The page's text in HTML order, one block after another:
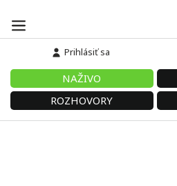
Prihlásiť sa
NAŽIVO
ROZHOVORY